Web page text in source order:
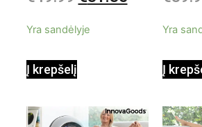
0,35 L 3 Bar
1000W
iš
Yra sandėlyje
Į krepšelį
iš
Yra
Į